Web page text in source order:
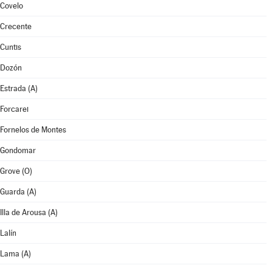
Covelo
Crecente
Cuntis
Dozón
Estrada (A)
Forcarei
Fornelos de Montes
Gondomar
Grove (O)
Guarda (A)
Illa de Arousa (A)
Lalín
Lama (A)